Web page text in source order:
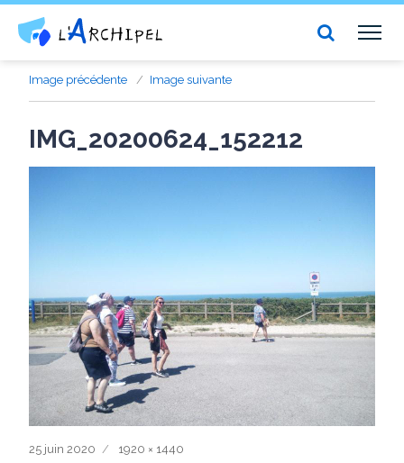
Centre social et culturel l'Archipel
Image précédente Image suivante
IMG_20200624_152212
Publié
25 juin 2020
Taille
1920 × 1440